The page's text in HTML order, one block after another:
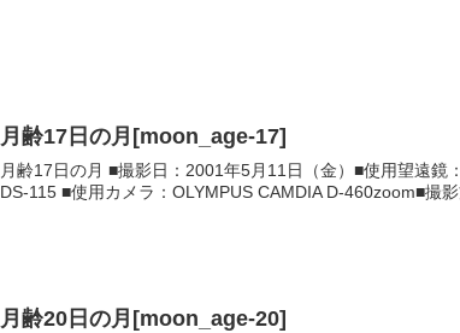
月齢17日の月[moon_age-17]
月齢17日の月 ■撮影日：2001年5月11日（金）■使用望遠鏡
DS-115 ■使用カメラ：OLYMPUS CAMDIA D-460zoom■撮
月齢20日の月[moon_age-20]